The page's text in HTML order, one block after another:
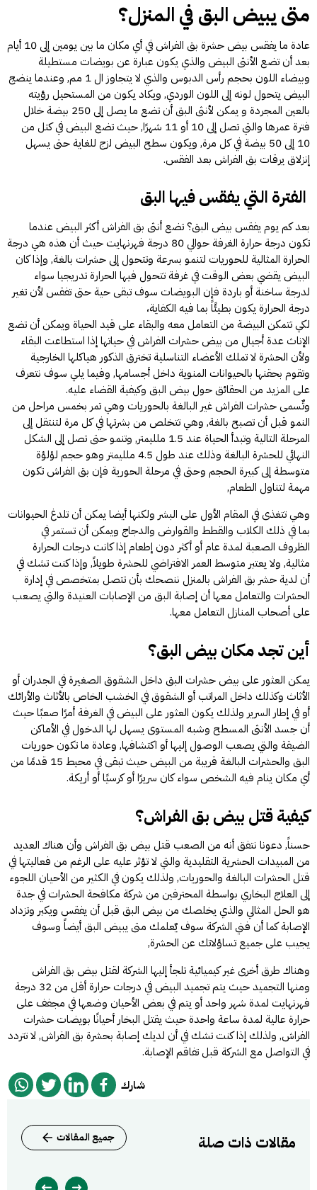
متى يبيض البق في المنزل؟
عادة ما يفقس بيض حشرة بق الفراش في أي مكان ما بين يومين إلى 10 أيام
بعد أن تضع الأنثى البيض والذي يكون عبارة عن بويضات مستطيلة
وبيضاء اللون بحجم رأس الدبوس والذي لا يتجاوز ال 1 مم, وعندما ينضج
البيض يتحول لونه إلى اللون الوردي, ويكاد يكون من المستحيل رؤيته
بالعين المجردة و يمكن لأنثى البق أن تضع ما يصل إلى 250 بيضة خلال
فترة عمرها والتي تصل إلى 10 أو 11 شهرًا, حيث تضع البيض في كتل من
10 إلى 50 بيضة في كل مرة, ويكون سطح البيض لزج للغاية حتى يسهل
إنزلاق يرقات بق الفراش بعد الفقس.
الفترة التي يفقس فيها البق
بعد كم يوم يفقس بيض البق؟ تضع أنثى بق الفراش أكثر البيض عندما
تكون درجة حرارة الغرفة حوالي 80 درجة فهرنهايت حيث أن هذه هي درجة
الحرارة المثالية للحوريات لتنمو بسرعة وتتحول إلى حشرات بالغة, وإذا كان
البيض يقضي بعض الوقت في غرفة تتحول فيها الحرارة تدريجيا سواء
لدرجة ساخنة أو باردة فإن البويضات سوف تبقى حية حتى تفقس لأن تغير
درجة الحرارة يكون بطيئًاً بما فيه الكفاية،
لكي تتمكن البيضة من التعامل معه والبقاء على قيد الحياة ويمكن أن تضع
الإناث عدة أجيال من بيض حشرات الفراش في حياتها إذا استطاعت البقاء
ولأن الحشرة لا تملك الأعضاء التناسلية تخترق الذكور هياكلها الخارجية
وتقوم بحقنها بالحيوانات المنوية داخل أجسامها, وفيما يلي سوف نتعرف
على المزيد من الحقائق حول بيض البق وكيفية القضاء عليه.
وتٌسمى حشرات الفراش غير البالغة بالحوريات وهي تمر بخمس مراحل من
النمو قبل أن تصبح بالغة, وهي تتخلص من بشرتها في كل مرة لتنتقل إلى
المرحلة التالية وتبدأ الحياة عند 1.5 ملليمتر, وتنمو حتى تصل إلى الشكل
النهائي للحشرة البالغة وذلك عند طول 4.5 ملليمتر وهو حجم لؤلؤة
متوسطة إلى كبيرة الحجم وحتى في مرحلة الحورية فإن بق الفراش تكون
مهمة لتناول الطعام,
وهي تتغذى في المقام الأول على البشر ولكنها أيضا يمكن أن تلدغ الحيوانات
بما في ذلك الكلاب والقطط والقوارض والدجاج ويمكن أن تستمر في
الظروف الصعبة لمدة عام أو أكثر دون إطعام إذا كانت درجات الحرارة
مثالية, ولا يعتبر متوسط ​​العمر الافتراضي للحشرة طويلاً, وإذا كنت تشك في
أن لدية حشر بق الفراش بالمنزل ننصحك بأن تتصل بمتخصص في إدارة
الحشرات والتعامل معها أن إصابة البق من الإصابات العنيدة والتي يصعب
على أصحاب المنازل التعامل معها.
أين تجد مكان بيض البق؟
يمكن العثور على بيض حشرات البق داخل الشقوق الصغيرة في الجدران أو
الأثاث وكذلك داخل المراتب أو الشقوق في الخشب الخاص بالأثاث والأرائك
أو في إطار السرير ولذلك يكون العثور على البيض في الغرفة أمرًا صعبًا حيث
أن جسد الأنثى المسطح وشبه المستوى يسهل لها الدخول في الأماكن
الضيقة والتي يصعب الوصول إليها أو اكتشافها, وعادة ما تكون حوريات
البق والحشرات البالغة قريبة من البيض حيث تبقى في محيط 15 قدمًا من
أي مكان ينام فيه الشخص سواء كان سريرًا أو كرسيًا أو أريكة.
كيفية قتل بيض بق الفراش؟
حسناً, دعونا نتفق أنه من الصعب قتل بيض بق الفراش وأن هناك العديد
من المبيدات الحشرية التقليدية والتي لا تؤثر عليه على الرغم من فعاليتها في
قتل الحشرات البالغة والحوريات, ولذلك يكون في الكثير من الأحيان اللجوء
إلى العلاج البخاري بواسطة المحترفين من شركة مكافحة الحشرات في جدة
هو الحل المثالي والذي يخلصك من بيض البق قبل أن يفقس ويكبر وتزداد
الإصابة كما أن فني الشركة سوف يٌعلمك متى يبيض البق أيضاً وسوف
يجيب على جميع تساؤلاتك عن الحشرة,
وهناك طرق أخرى غير كيميائية تلجأ إليها الشركة لقتل بيض بق الفراش
ومنها التجميد حيث يتم تجميد البيض في درجات حرارة أقل من 32 درجة
فهرنهايت لمدة شهر واحد أو يتم في بعض الأحيان وضعها في مجفف على
حرارة عالية لمدة ساعة واحدة حيث يقتل البخار أحيانًا بويضات حشرات
الفراش, ولذلك إذا كنت تشك في أن لديك إصابة بحشرة بق الفراش, لا تتردد
في التواصل مع الشركة قبل تفاقم الإصابة.
شارك
مقالات ذات صلة جميع المقالات